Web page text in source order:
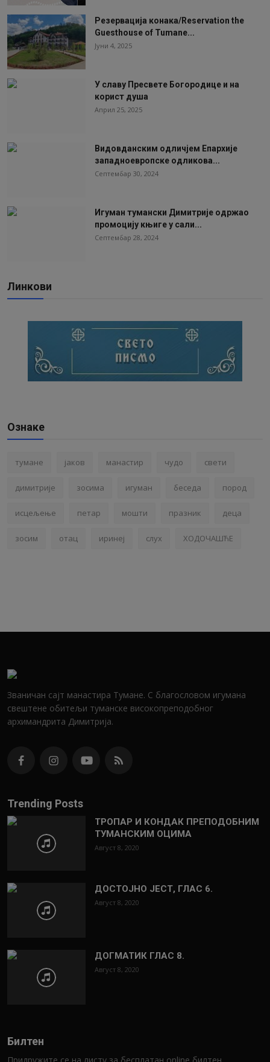
Резервација конака/Reservation the
Guesthouse of Tumane...
Јуни 4, 2025
У славу Пресвете Богородице и на
корист душа
Април 25, 2025
Видовданским одличјем Епархије
западноевропске одликова...
Септембар 30, 2024
Игуман тумански Димитрије одржао
промоцију књиге у сали...
Септембар 28, 2024
Линкови
Ознаке
тумане јаков манастир чудо свети
димитрије зосима игуман беседа пород
исцељење петар мошти празник деца
зосим отац иринеј слух ХОДОЧАШЋЕ
Званичан сајт манастира Тумане. С благословом игумана
свештене обитељи туманске високопреподобног
архимандрита Димитрија.
Trending Posts
ТРОПАР И КОНДАК ПРЕПОДОБНИМ
ТУМАНСКИМ ОЦИМА
Август 8, 2020
ДОСТОЈНО ЈЕСТ, ГЛАС 6.
Август 8, 2020
ДОГМАТИК ГЛАС 8.
Август 8, 2020
Билтен
Придружите се на листу за бесплатан online билтен